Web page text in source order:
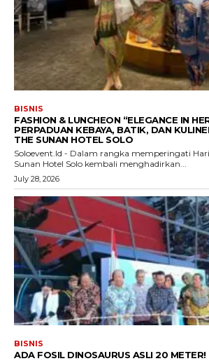
BISNIS
FASHION & LUNCHEON “ELEGANCE IN
PERPADUAN KEBAYA, BATIK, DAN
THE SUNAN HOTEL SOLO
Soloevent.Id - Dalam rangka memperingati
Sunan Hotel Solo kembali menghadirkan...
July 28, 2026
BISNIS
ADA FOSIL DINOSAURUS ASLI 20